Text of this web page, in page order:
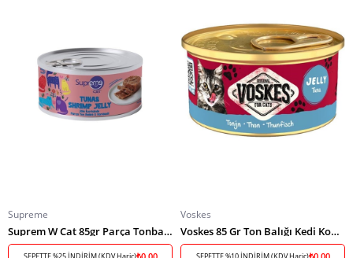
Supreme
Suprem W Cat 85gr Parça Tonbalık-Karidesli
Voskes
Voskes 85 Gr Ton Balığı Kedi Konserve